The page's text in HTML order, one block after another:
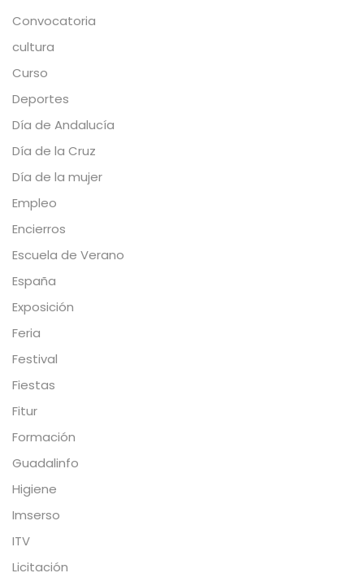
Convocatoria
cultura
Curso
Deportes
Día de Andalucía
Día de la Cruz
Día de la mujer
Empleo
Encierros
Escuela de Verano
España
Exposición
Feria
Festival
Fiestas
Fitur
Formación
Guadalinfo
Higiene
Imserso
ITV
Licitación